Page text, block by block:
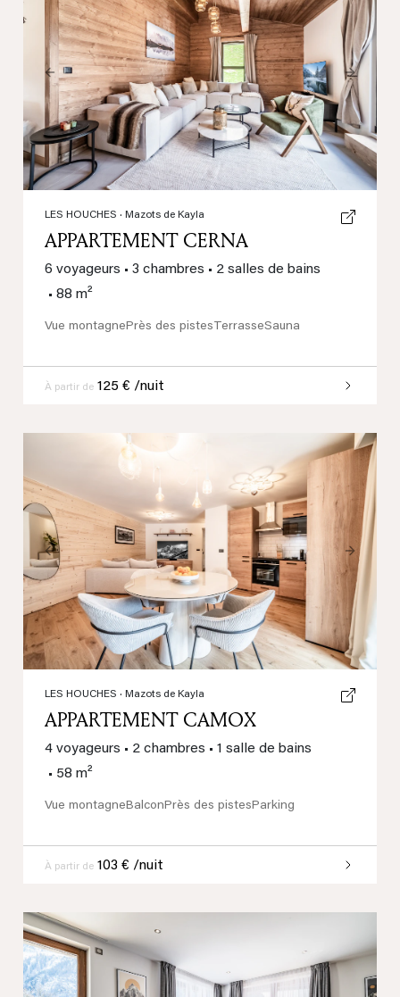
Previous Next
LES HOUCHES · Mazots de Kayla
APPARTEMENT CAMOX
4 voyageurs • 2 chambres • 1 salle de bains
• 58 m²
Vue montagne Balcon Près des pistes Parking
À partir de 103 € /nuit
Previous Next
LES HOUCHES · Mazots de Kayla
APPARTEMENT CERNA
6 voyageurs • 3 chambres • 2 salles de bains
• 88 m²
Vue montagnePrès des pistes TerrasseSauna
À partir de 125 € /nuit